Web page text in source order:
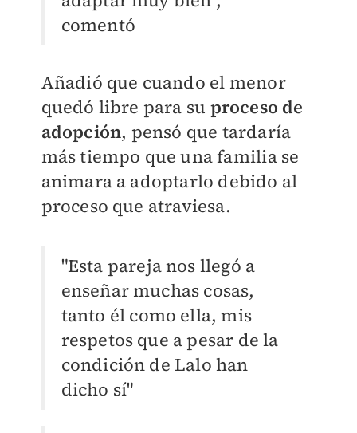
comentó
Añadió que cuando el menor
quedó libre para su proceso de
adopción, pensó que tardaría
más tiempo que una familia se
animara a adoptarlo debido al
proceso que atraviesa.
"Esta pareja nos llegó a
enseñar muchas cosas,
tanto él como ella, mis
respetos que a pesar de la
condición de Lalo han
dicho sí"